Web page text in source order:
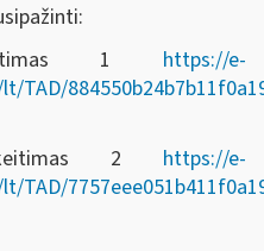
1 https://e-
2 https://e-